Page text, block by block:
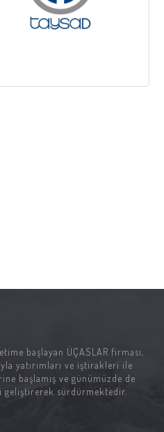
başlayan ÜÇASLAR firması,
yatırımları ve iştirakleri ile
başlamış ve günümüzde de
geliştirerek sürdürmektedir.
İMES OSB İmes Bulvarı No:6,